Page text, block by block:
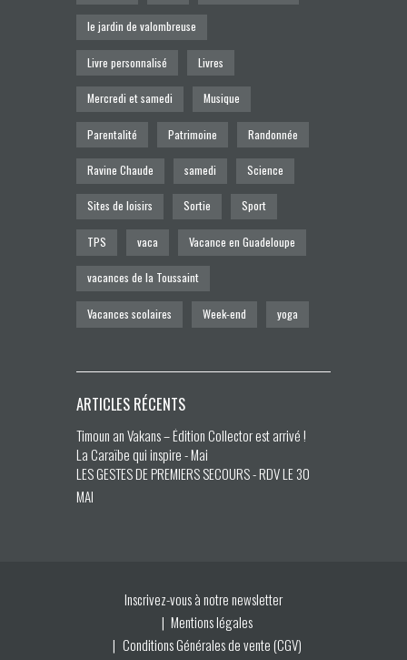
le jardin de valombreuse
Livre personnalisé Livres
Mercredi et samedi Musique
Parentalité Patrimoine Randonnée
Ravine Chaude samedi Science
Sites de loisirs Sortie Sport
TPS vaca Vacance en Guadeloupe
vacances de la Toussaint
Vacances scolaires Week-end yoga
ARTICLES RÉCENTS
Timoun an Vakans – Édition Collector est arrivé !
La Caraïbe qui inspire - Mai
LES GESTES DE PREMIERS SECOURS - RDV LE 30
MAI
Inscrivez-vous à notre newsletter
Mentions légales
Conditions Générales de vente (CGV)